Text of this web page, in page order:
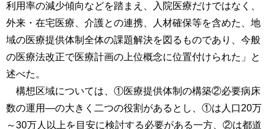
利用率の減少傾向などを踏まえ、入院医療だけではなく、
外来・在宅医療、介護との連携、人材確保等を含めた、地
域の医療提供体制全体の課題解決を図るものであり、今般
の医療法改正で医療計画の上位概念に位置付けられた」と
述べた。
構想区域については、①医療提供体制の構築②必要病床
数の運用―の大きく二つの役割があるとし、①は人口20万
～30万人以上を目安に検討する必要がある一方、②は都道